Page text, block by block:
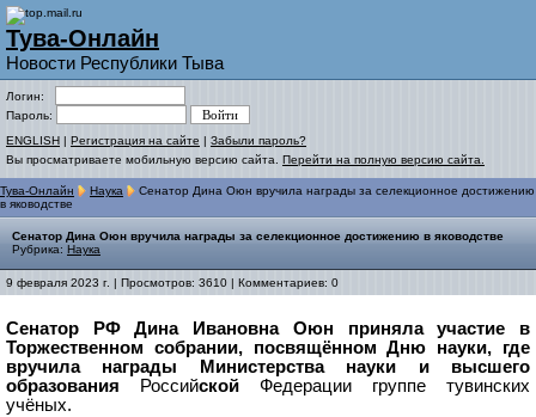
Тува-Онлайн
Новости Республики Тыва
Логин:
Пароль:
ENGLISH | Регистрация на сайте | Забыли пароль?
Вы просматриваете мобильную версию сайта. Перейти на полную версию сайта.
Тува-Онлайн Наука
Сенатор Дина Оюн вручила награды за селекционное достижению
в яководстве
Сенатор Дина Оюн вручила награды за селекционное достижению в яководстве
Рубрика: Наука
9 февраля 2023 г. | Просмотров: 3610 | Комментариев: 0
Сенатор РФ Дина Ивановна Оюн приняла участие в
Торжественном собрании, посвящённом Дню науки, где
вручила награды Министерства науки и высшего
образования Российской Федерации группе тувинских
учёных.